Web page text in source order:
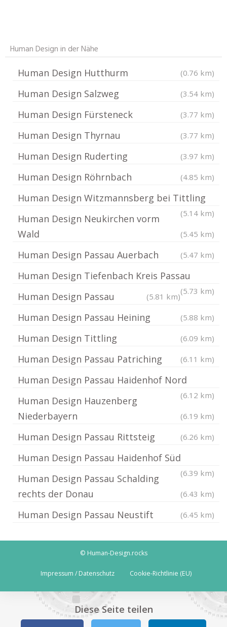
Human Design in der Nähe
Human Design Hutthurm (0.76 km)
Human Design Salzweg (3.54 km)
Human Design Fürsteneck (3.77 km)
Human Design Thyrnau (3.77 km)
Human Design Ruderting (3.97 km)
Human Design Röhrnbach (4.85 km)
Human Design Witzmannsberg bei Tittling
(5.14 km)
Human Design Neukirchen vorm
Wald
(5.45 km)
Human Design Passau Auerbach (5.47 km)
Human Design Tiefenbach Kreis Passau
(5.73 km)
Human Design Passau (5.81 km)
Human Design Passau Heining (5.88 km)
Human Design Tittling (6.09 km)
Human Design Passau Patriching (6.11 km)
Human Design Passau Haidenhof Nord
(6.12 km)
Human Design Hauzenberg
Niederbayern
(6.19 km)
Human Design Passau Rittsteig (6.26 km)
Human Design Passau Haidenhof Süd
(6.39 km)
Human Design Passau Schalding
rechts der Donau
(6.43 km)
Human Design Passau Neustift (6.45 km)
© Human-Design.rocks
Impressum / Datenschutz Cookie-Richtlinie (EU)
Diese Seite teilen